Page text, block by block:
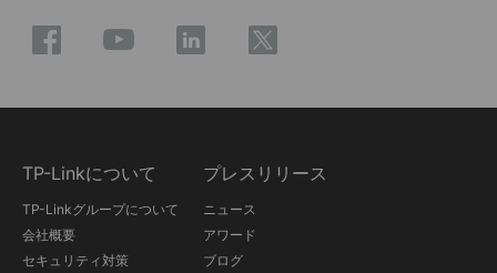
TP-Linkについて
TP-Linkグループについて
会社概要
セキュリティ対策
プレスリリース
ニュース
アワード
ブログ